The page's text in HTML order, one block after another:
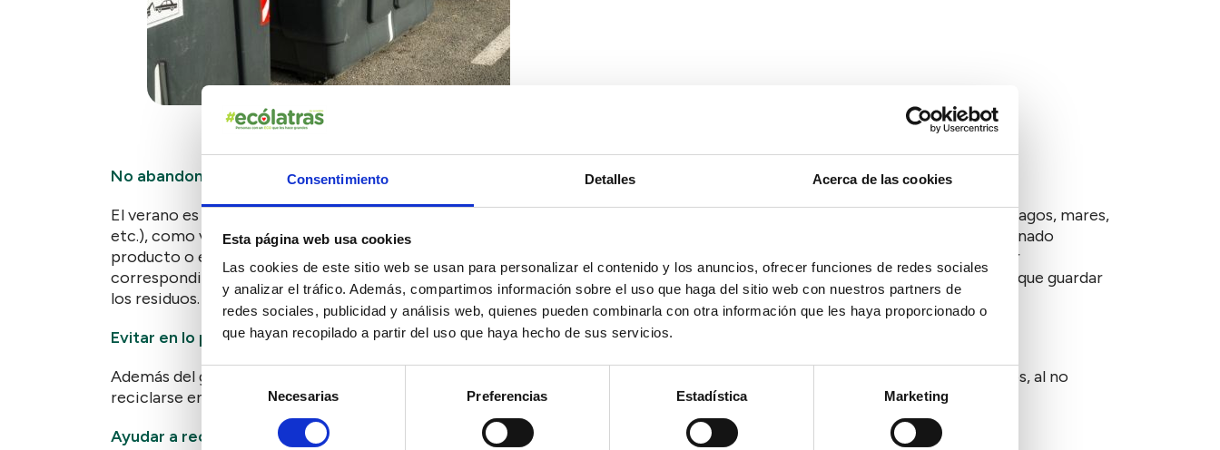
Consentimiento Detalles Acerca de las cookies
Esta página web usa cookies
Las cookies de este sitio web se usan para personalizar el contenido y los anuncios, ofrecer funciones de redes sociales
y analizar el tráfico. Además, compartimos información sobre el uso que haga del sitio web con nuestros partners de
redes sociales, publicidad y análisis web, quienes pueden combinarla con otra información que les haya proporcionado o
que hayan recopilado a partir del uso que haya hecho de sus servicios.
Selección
de
consentimiento
Necesarias Preferencias Estadística Marketing
No abandonar los residuos en entornos naturales
El verano es uno de los momentos del año que más concurridas están las zonas de naturaleza, tanto espacios azules (playas, lagos, mares,
etc.), como verdes (montes, parques naturales, reservas de la biosfera, etc.). Si somos capaces de llevar hasta allí un determinado
producto o envase, seguro que también podemos traerlo de vuelta, mucho más si está vacío, y depositarlo en el contenedor
correspondiente. Junto a los elementos típicos cuando vamos a un espacio natural, podemos también llevar una bolsa en la que guardar
los residuos.
Evitar en lo posible los envases de usar y tirar, que proliferan en chiringuitos, fiestas y demás espacios estivales:
Además del gran derroche de recursos y energía, provocan el aumento de la contaminación, en especial en nuestros océanos, al no
reciclarse en su totalidad.
Ayudar a recoger y reciclar los residuos abandonados: